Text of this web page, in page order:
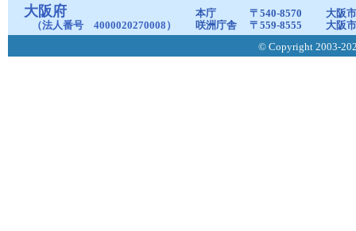
大阪府
（法人番号 4000020270008）
本庁 〒540-8570
大阪
咲洲庁舎
〒559-8555
大阪
© Copyright 2003-